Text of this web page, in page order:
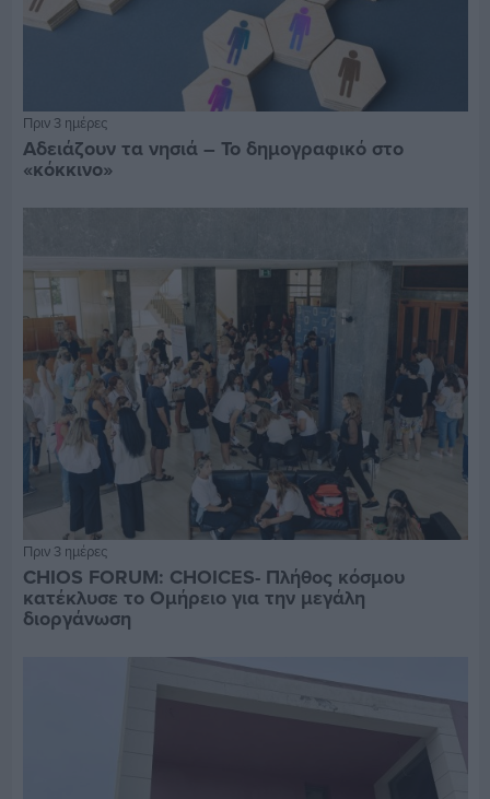
Πριν 3 ημέρες
Αδειάζουν τα νησιά – Το δημογραφικό στο
«κόκκινο»
Πριν 3 ημέρες
CHIOS FORUM: CHOICES- Πλήθος κόσμου
κατέκλυσε το Ομήρειο για την μεγάλη
διοργάνωση